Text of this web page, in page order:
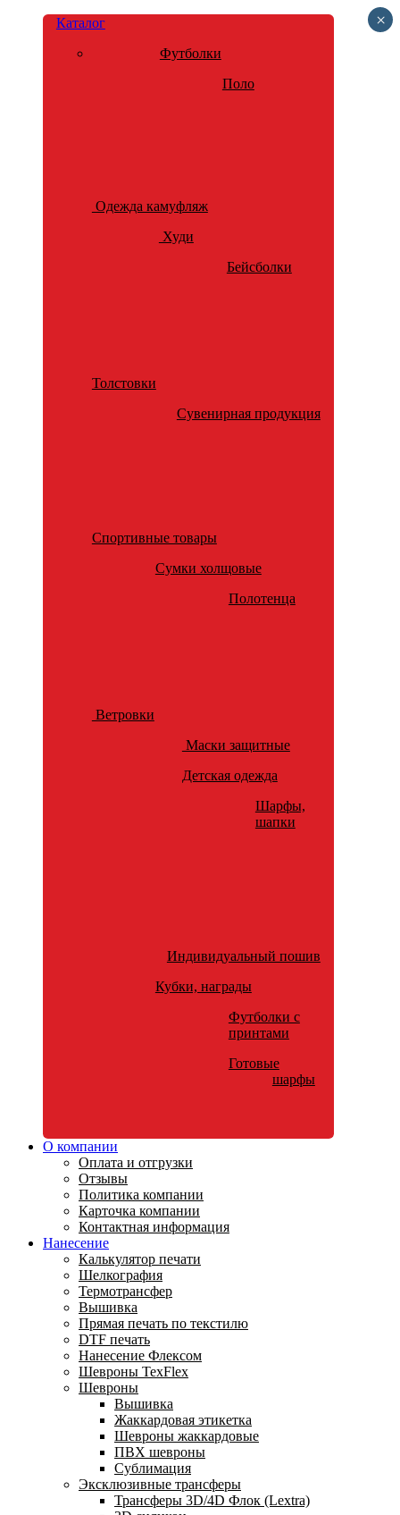
Каталог
Футболки
Поло
Одежда камуфляж
Худи
Бейсболки
Толстовки
Сувенирная продукция
Спортивные товары
Сумки холщовые
Полотенца
Ветровки
Маски защитные
Детская одежда
Шарфы,
шапки
Индивидуальный пошив
Кубки, награды
Футболки с
принтами
Готовые
шарфы
О компании
Оплата и отгрузки
Отзывы
Политика компании
Карточка компании
Контактная информация
Нанесение
Калькулятор печати
Шелкография
Термотрансфер
Вышивка
Прямая печать по текстилю
DTF печать
Нанесение Флексом
Шевроны TexFlex
Шевроны
Вышивка
Жаккардовая этикетка
Шевроны жаккардовые
ПВХ шевроны
Сублимация
Эксклюзивные трансферы
Трансферы 3D/4D Флок (Lextra)
×